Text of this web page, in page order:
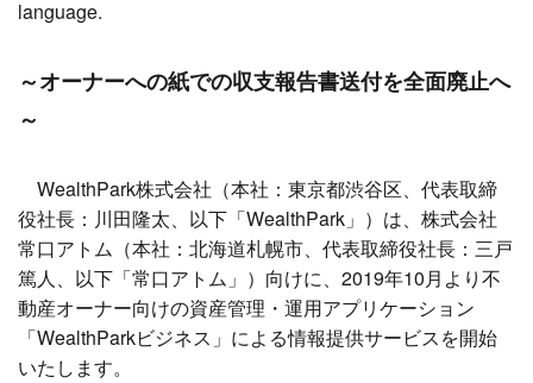
language.
～オーナーへの紙での収支報告書送付を全面廃止へ
～
WealthPark株式会社（本社：東京都渋谷区、代表取締
役社長：川田隆太、以下「WealthPark」）は、株式会社
常口アトム（本社：北海道札幌市、代表取締役社長：三戸
篤人、以下「常口アトム」）向けに、2019年10月より不
動産オーナー向けの資産管理・運用アプリケーション
「WealthParkビジネス」による情報提供サービスを開始
いたします。